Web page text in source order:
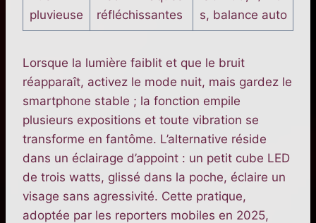
pluvieuse
réfléchissantes
s, balance auto
Lorsque la lumière faiblit et que le bruit
réapparaît, activez le mode nuit, mais gardez le
smartphone stable ; la fonction empile
plusieurs expositions et toute vibration se
transforme en fantôme. L’alternative réside
dans un éclairage d’appoint : un petit cube LED
de trois watts, glissé dans la poche, éclaire un
visage sans agressivité. Cette pratique,
adoptée par les reporters mobiles en 2025,